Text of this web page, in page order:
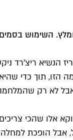
50 שנה ליום שבו
הזו, תוך כדי
לא רק
אלו שהכי
אבל הופכת